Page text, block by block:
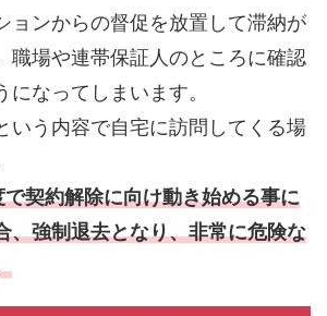
ョンからの督促を放置して滞納が
職場や連帯保証人のところに確認
なってしまいます。
いう内容で自宅に訪問してくる場
契約解除に向け動き始める事に
、強制退去となり、非常に危険な